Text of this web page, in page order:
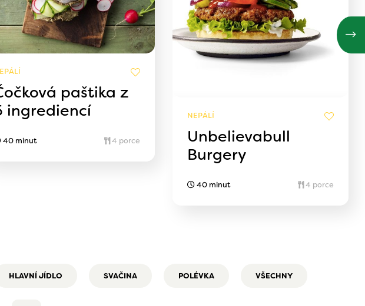
paštika z
ingrediencí
40 minut 4 porce
NEPÁLÍ
Unbelievabull
Burgery
40 minut 4 porce
HLAVNÍ JÍDLO SVAČINA POLÉVKA VŠECHNY